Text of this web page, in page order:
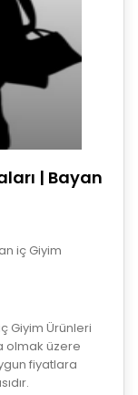
| Bayan
iç Giyim
Giyim Ürünleri
olmak üzere
fiyatlara